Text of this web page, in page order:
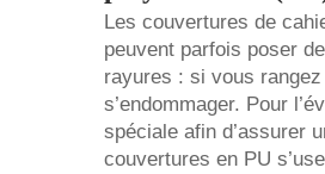
Les couvertures de
peuvent parfois poser
rayures : si vous
s’endommager. Pour
spéciale afin d’assurer
couvertures en PU